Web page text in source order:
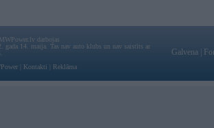
darbojas
gada 14. maija. Tas nav auto klubs un nav saistīts ar
Kontakti Reklāma
Galvena